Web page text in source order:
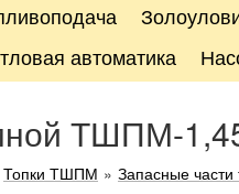
автоматика
ТШПМ-
Топки ТШПМ » Запасные